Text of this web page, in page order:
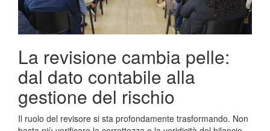
La revisione cambia pelle:
dal dato contabile alla
gestione del rischio
Il ruolo del revisore si sta profondamente trasformando. Non